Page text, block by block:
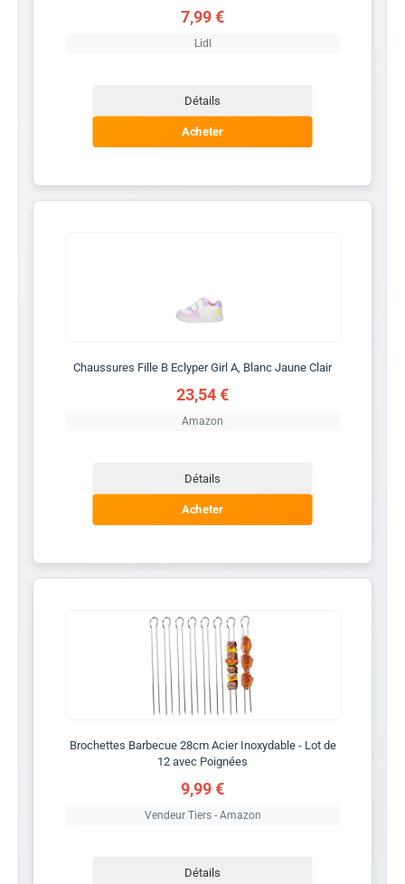
7,99 €
Lidl
Détails
Acheter
Chaussures Fille B Eclyper Girl A, Blanc Jaune Clair
23,54 €
Amazon
Détails
Acheter
Brochettes Barbecue 28cm Acier Inoxydable - Lot de
12 avec Poignées
9,99 €
Vendeur Tiers - Amazon
Détails